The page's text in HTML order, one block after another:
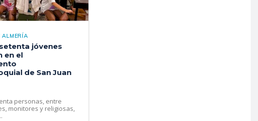
ALMERÍA
jóvenes
en el
de San Juan
personas, entre
monitores y religiosas,